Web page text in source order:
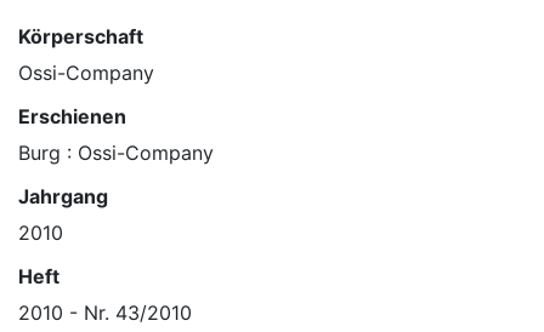
Körperschaft
Ossi-Company
Erschienen
Burg : Ossi-Company
Jahrgang
2010
Heft
2010 - Nr. 43/2010